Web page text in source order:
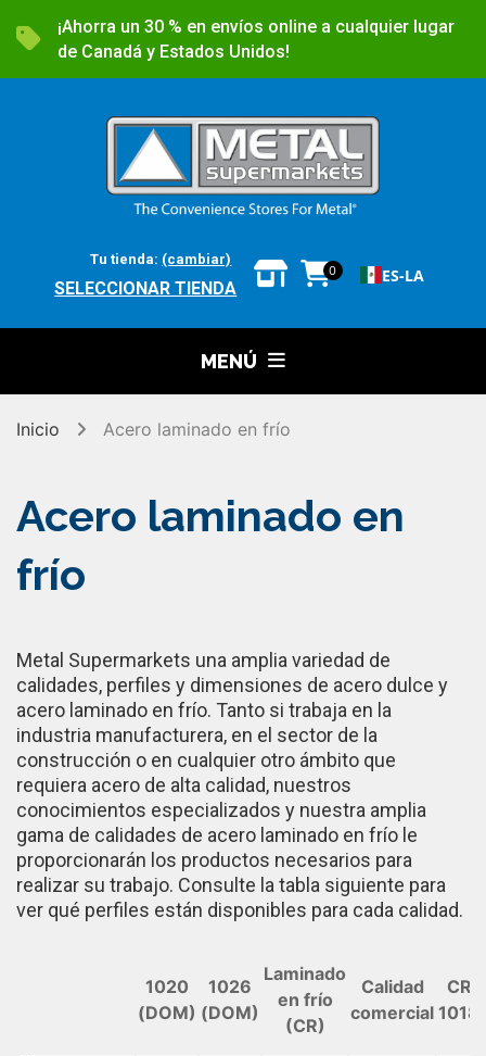
¡Ahorra un 30 % en envíos online a cualquier lugar
de Canadá y Estados Unidos!
Tu tienda: (cambiar)
SELECCIONAR TIENDA
0 ES-LA
MENÚ
Inicio Acero laminado en frío
Acero laminado en
frío
Metal Supermarkets una amplia variedad de
calidades, perfiles y dimensiones de acero dulce y
acero laminado en frío. Tanto si trabaja en la
industria manufacturera, en el sector de la
construcción o en cualquier otro ámbito que
requiera acero de alta calidad, nuestros
conocimientos especializados y nuestra amplia
gama de calidades de acero laminado en frío le
proporcionarán los productos necesarios para
realizar su trabajo. Consulte la tabla siguiente para
ver qué perfiles están disponibles para cada calidad.
1020
(DOM)
1026
(DOM)
Laminado
en frío
(CR)
Calidad
comercial
CR
1018